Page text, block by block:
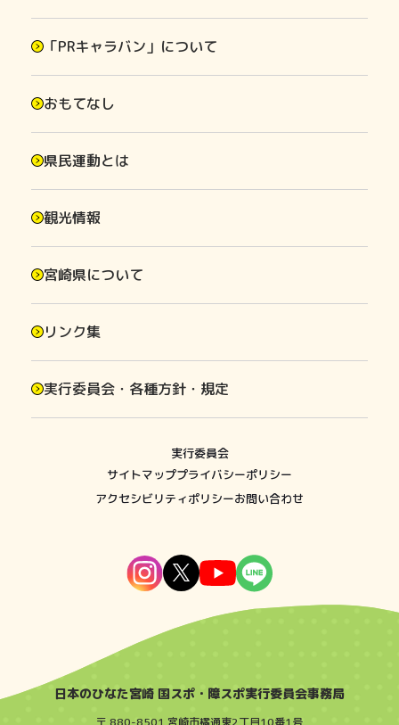
「PRキャラバン」について
おもてなし
県民運動とは
観光情報
宮崎県について
リンク集
実行委員会・各種方針・規定
実行委員会
サイトマッププライバシーポリシー
アクセシビリティポリシーお問い合わせ
日本のひなた宮崎 国スポ・障スポ実行委員会事務局
〒 880-8501 宮崎市橘通東2丁目10番1号